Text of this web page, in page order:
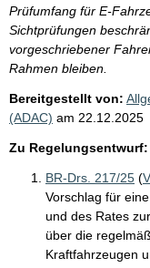
Prüfumfang für E-
Sichtprüfungen
vorgeschriebener
Rahmen bleiben.
Bereitgestellt von:
(ADAC) am 22.12.2025
Zu Regelungsentwurf:
BR-Drs. 217/25 (
Vorschlag für
und des Rates
über die
Kraftfahrzeugen